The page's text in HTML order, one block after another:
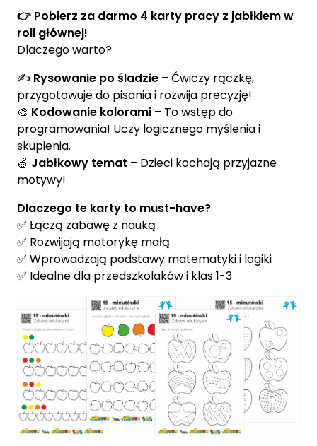
👉 Pobierz za darmo 4 karty pracy z jabłkiem w
roli głównej!
Dlaczego warto?
✍️ Rysowanie po śladzie – Ćwiczy rączkę,
przygotowuje do pisania i rozwija precyzję!
🎨 Kodowanie kolorami – To wstęp do
programowania! Uczy logicznego myślenia i
skupienia.
🍏 Jabłkowy temat – Dzieci kochają przyjazne
motywy!
Dlaczego te karty to must-have?
✅ Łączą zabawę z nauką
✅ Rozwijają motorykę małą
✅ Wprowadzają podstawy matematyki i logiki
✅ Idealne dla przedszkolaków i klas 1-3